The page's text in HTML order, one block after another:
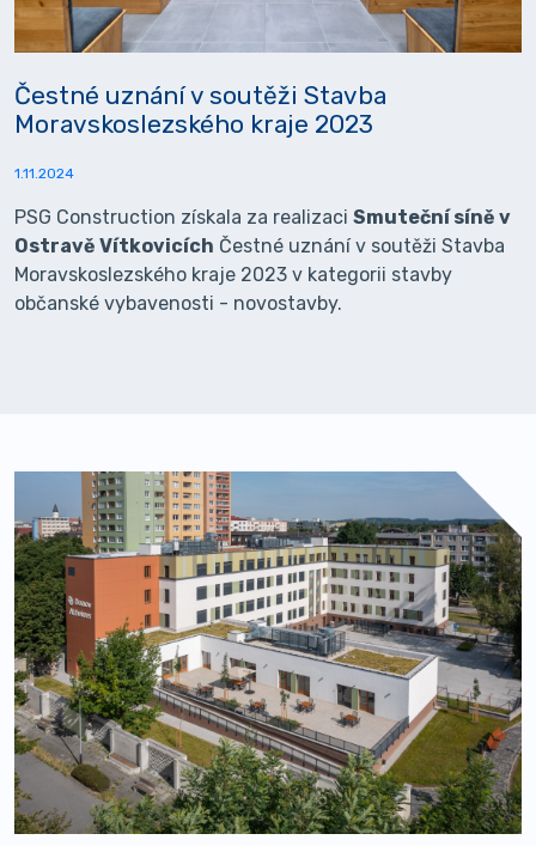
Čestné uznání v soutěži Stavba
Moravskoslezského kraje 2023
1.11.2024
PSG Construction získala za realizaci Smuteční síně v
Ostravě Vítkovicích Čestné uznání v soutěži Stavba
Moravskoslezského kraje 2023 v kategorii stavby
občanské vybavenosti - novostavby.